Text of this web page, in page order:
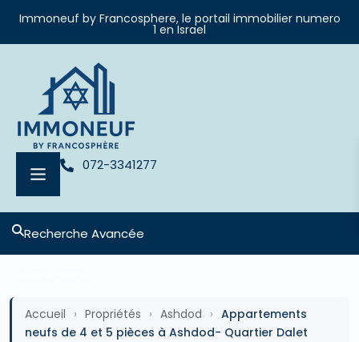
Immoneuf by Francosphere, le portail immobilier numero
1 en Israel
072-3341277
Recherche Avancée
Accueil › Propriétés › Ashdod › Appartements
neufs de 4 et 5 pièces à Ashdod- Quartier Dalet